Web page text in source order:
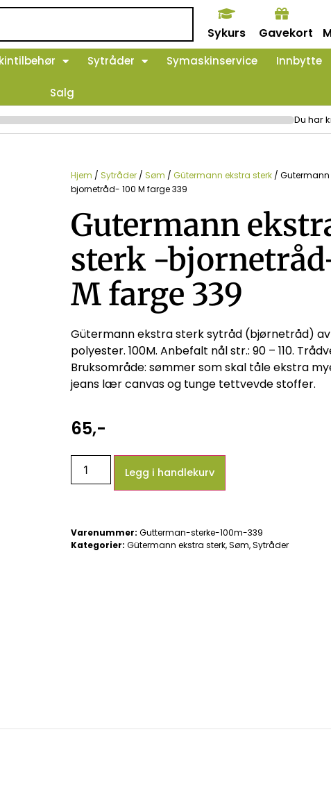
Sykurs Gavekort
Sytråder Symaskinservice Innbytte
Salg
Du har
Hjem / Sytråder / Søm / Gütermann ekstra sterk / Gutermann
bjornetråd- 100 M farge 339
Gutermann
sterk -
M farge 339
Gütermann ekstra sterk sytråd (bjørnetråd) av
polyester. 100M. Anbefalt nål str.: 90 – 110.
Bruksområde: sømmer som skal tåle ekstra
jeans lær canvas og tunge tettvevde stoffer.
65,-
Legg i handlekurv
Varenummer: Gutterman-sterke-100m-339
Kategorier: Gütermann ekstra sterk,Søm,Sytråder